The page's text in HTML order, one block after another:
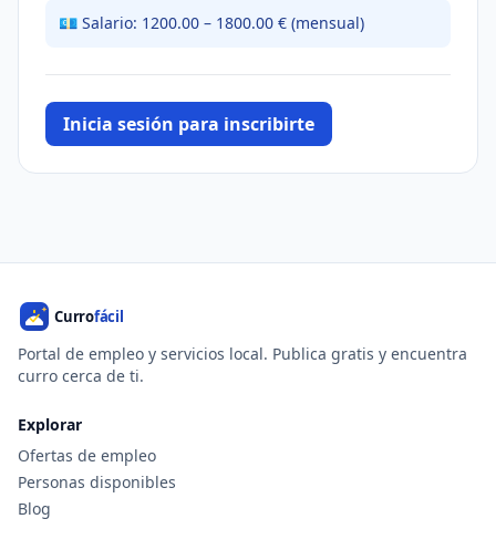
💶 Salario: 1200.00 – 1800.00 € (mensual)
Inicia sesión para inscribirte
Portal de empleo y servicios local. Publica gratis y encuentra
curro cerca de ti.
Explorar
Ofertas de empleo
Personas disponibles
Blog